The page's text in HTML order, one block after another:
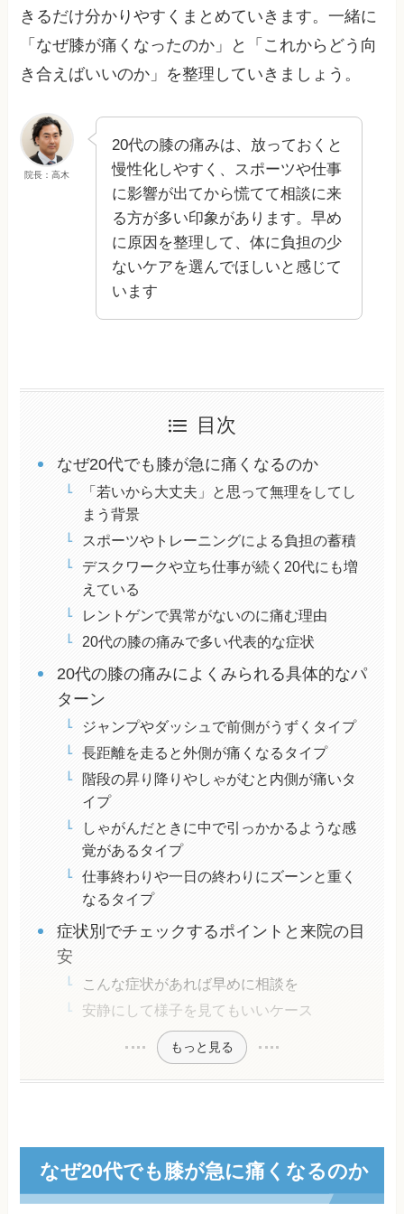
きるだけ分かりやすくまとめていきます。一緒に
「なぜ膝が痛くなったのか」と「これからどう向
き合えばいいのか」を整理していきましょう。
院長：高木
20代の膝の痛みは、放っておくと
慢性化しやすく、スポーツや仕事
に影響が出てから慌てて相談に来
る方が多い印象があります。早め
に原因を整理して、体に負担の少
ないケアを選んでほしいと感じて
います
目次
なぜ20代でも膝が急に痛くなるのか
「若いから大丈夫」と思って無理をしてし
まう背景
スポーツやトレーニングによる負担の蓄積
デスクワークや立ち仕事が続く20代にも増
えている
レントゲンで異常がないのに痛む理由
20代の膝の痛みで多い代表的な症状
20代の膝の痛みによくみられる具体的なパ
ターン
ジャンプやダッシュで前側がうずくタイプ
長距離を走ると外側が痛くなるタイプ
階段の昇り降りやしゃがむと内側が痛いタ
イプ
しゃがんだときに中で引っかかるような感
覚があるタイプ
仕事終わりや一日の終わりにズーンと重く
なるタイプ
症状別でチェックするポイントと来院の目
安
こんな症状があれば早めに相談を
安静にして様子を見てもいいケース
もっと見る
なぜ20代でも膝が急に痛くなるのか